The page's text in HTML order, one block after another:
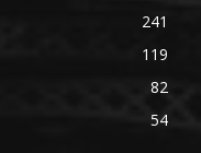
241
119
82
54